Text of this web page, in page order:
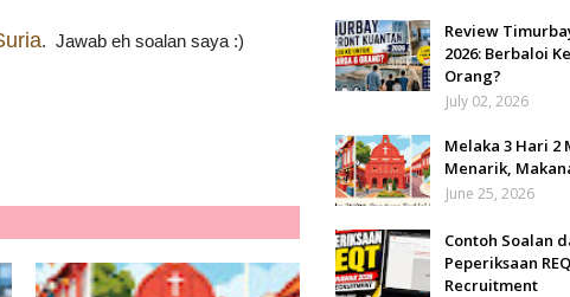
. Jawab eh soalan saya :)
Review
2026: Berbaloi
Orang?
July 02, 2026
Melaka 3 Hari 2
Menarik,
June 25, 2026
Contoh Soalan
Peperiksaan
Recruitment